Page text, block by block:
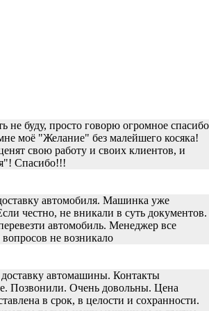
не буду, просто говорю огромное спасибо
моё "Желание" без малейшего косяка!
свою работу и своих клиентов, и
Спасибо!!!
автомобиля. Машинка уже
честно, не вникали в суть документов.
автомобиль. Менеджер все
не возникало
автомашины. Контакты
Позвонили. Очень довольны. Цена
в срок, в целости и сохранности.